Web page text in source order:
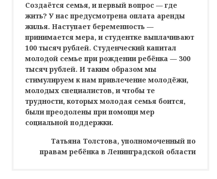
Создаётся семья, и первый вопрос — где
жить? У нас предусмотрена оплата аренды
жилья. Наступает беременность —
принимается мера, и студентке выплачивают
100 тысяч рублей. Студенческий капитал
молодой семье при рождении ребёнка — 300
тысяч рублей. И таким образом мы
стимулируем к нам привлечение молодёжи,
молодых специалистов, и чтобы те
трудности, которых молодая семья боится,
были преодолены при помощи мер
социальной поддержки.
Татьяна Толстова, уполномоченный по
правам ребёнка в Ленинградской области